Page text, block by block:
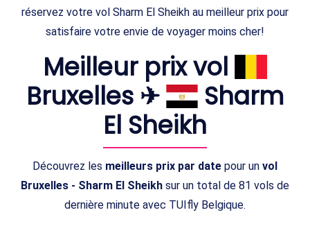
réservez votre vol Sharm El Sheikh au meilleur prix pour
satisfaire votre envie de voyager moins cher!
Meilleur prix vol
Bruxelles ✈
Sharm
El Sheikh
Découvrez les meilleurs prix par date pour un vol
Bruxelles - Sharm El Sheikh sur un total de 81 vols de
dernière minute avec TUIfly Belgique.